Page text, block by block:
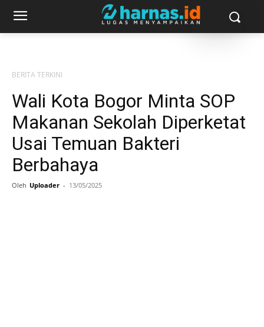
BERITA TERKINI
Wali Kota Bogor Minta SOP
Makanan Sekolah Diperketat
Usai Temuan Bakteri
Berbahaya
Oleh Uploader - 13/05/2025